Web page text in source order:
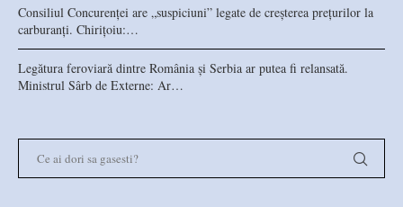
Consiliul Concurenței are „suspiciuni” legate de creșterea prețurilor la
carburanți. Chirițoiu:…
Legătura feroviară dintre România și Serbia ar putea fi relansată.
Ministrul Sârb de Externe: Ar…